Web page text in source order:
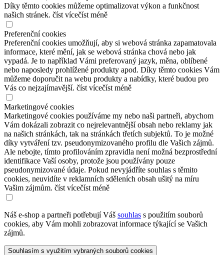
Díky těmto cookies můžeme optimalizovat výkon a funkčnost
našich stránek. číst vícečíst méně
Preferenční cookies
Preferenční cookies umožňují, aby si webová stránka zapamatovala
informace, které mění, jak se webová stránka chová nebo jak
vypadá. Je to například Vámi preferovaný jazyk, měna, oblíbené
nebo naposledy prohlížené produkty apod. Díky těmto cookies Vám
můžeme doporučit na webu produkty a nabídky, které budou pro
Vás co nejzajímavější. číst vícečíst méně
Marketingové cookies
Marketingové cookies používáme my nebo naši partneři, abychom
Vám dokázali zobrazit co nejrelevantnější obsah nebo reklamy jak
na našich stránkách, tak na stránkách třetích subjektů. To je možné
díky vytváření tzv. pseudonymizovaného profilu dle Vašich zájmů.
Ale nebojte, tímto profilováním zpravidla není možná bezprostřední
identifikace Vaší osoby, protože jsou používány pouze
pseudonymizované údaje. Pokud nevyjádříte souhlas s těmito
cookies, neuvidíte v reklamních sděleních obsah ušitý na míru
Vašim zájmům. číst vícečíst méně
Náš e-shop a partneři potřebují Váš souhlas s použitím souborů
cookies, aby Vám mohli zobrazovat informace týkající se Vašich
zájmů.
Souhlasím s využitím vybraných souborů cookies